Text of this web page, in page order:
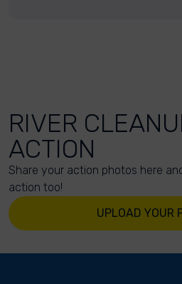
RIVER
ACTION
Share your action photos here
action too!
UPLOAD YOUR